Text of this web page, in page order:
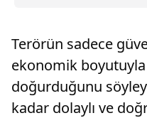
Terörün sadece
ekonomik
doğurduğunu
kadar dolaylı ve